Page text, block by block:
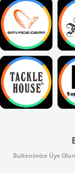
Bültenimize Üye